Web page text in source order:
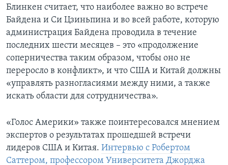
Блинкен считает, что наиболее важно во встрече
Байдена и Си Цзиньпина и во всей работе, которую
администрация Байдена проводила в течение
последних шести месяцев – это «продолжение
соперничества таким образом, чтобы оно не
переросло в конфликт», и что США и Китай должны
«управлять разногласиями между ними, а также
искать области для сотрудничества».
«Голос Америки» также поинтересовался мнением
экспертов о результатах прошедшей встречи
лидеров США и Китая. Интервью с Робертом
Саттером, профессором Университета Джорджа